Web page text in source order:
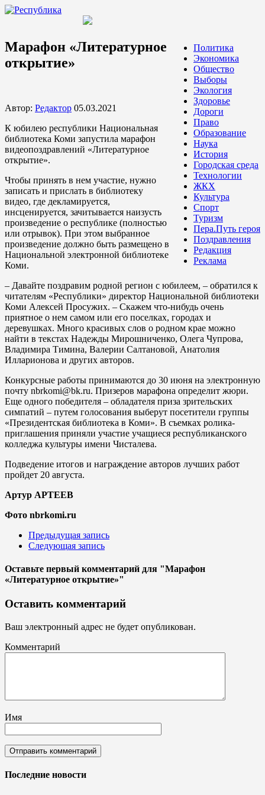
Политика
Экономика
Общество
Выборы
Экология
Здоровье
Дороги
Право
Образование
Наука
История
Городская среда
Технологии
ЖКХ
Культура
Спорт
Туризм
Пера.Путь героя
Поздравления
Редакция
Реклама
Марафон «Литературное
открытие»
Автор: Редактор 05.03.2021
К юбилею республики Национальная
библиотека Коми запустила марафон
видеопоздравлений «Литературное
открытие».
Чтобы принять в нем участие, нужно
записать и прислать в библиотеку
видео, где декламируется,
инсценируется, зачитывается наизусть
произведение о республике (полностью
или отрывок). При этом выбранное
произведение должно быть размещено в
Национальной электронной библиотеке
Коми.
– Давайте поздравим родной регион с юбилеем, – обратился к
читателям «Республики» директор Национальной библиотеки
Коми Алексей Просужих. – Скажем что-нибудь очень
приятное о нем самом или его поселках, городах и
деревушках. Много красивых слов о родном крае можно
найти в текстах Надежды Мирошниченко, Олега Чупрова,
Владимира Тимина, Валерии Салтановой, Анатолия
Илларионова и других авторов.
Конкурсные работы принимаются до 30 июня на электронную
почту nbrkomi@bk.ru. Призеров марафона определит жюри.
Еще одного победителя – обладателя приза зрительских
симпатий – путем голосования выберут посетители группы
«Президентская библиотека в Коми». В съемках ролика-
приглашения приняли участие учащиеся республиканского
колледжа культуры имени Чисталева.
Подведение итогов и награждение авторов лучших работ
пройдет 20 августа.
Артур АРТЕЕВ
Фото nbrkomi.ru
Предыдущая запись
Следующая запись
Оставьте первый комментарий для "Марафон
«Литературное открытие»"
Оставить комментарий
Ваш электронный адрес не будет опубликован.
Комментарий
Имя
Последние новости